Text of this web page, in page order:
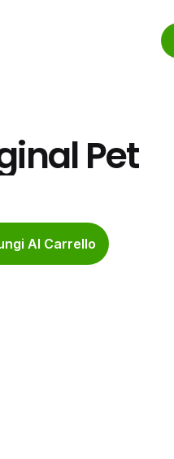
Pet
Al Carrello